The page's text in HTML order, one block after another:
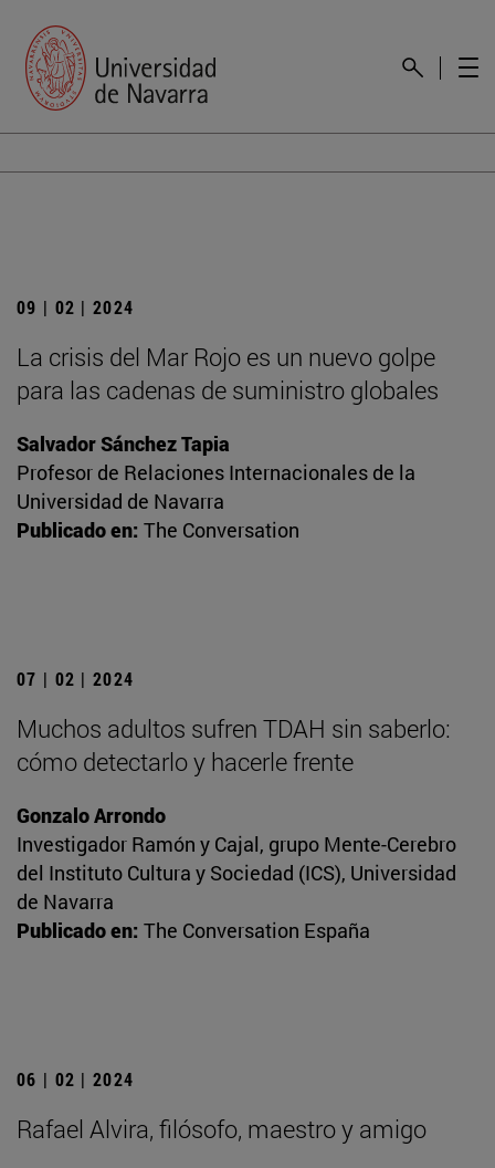
09 | 02 | 2024
La crisis del Mar Rojo es un nuevo golpe
para las cadenas de suministro globales
Salvador Sánchez Tapia
Profesor de Relaciones Internacionales de la
Universidad de Navarra
Publicado en: The Conversation
07 | 02 | 2024
Muchos adultos sufren TDAH sin saberlo:
cómo detectarlo y hacerle frente
Gonzalo Arrondo
Investigador Ramón y Cajal, grupo Mente-Cerebro
del Instituto Cultura y Sociedad (ICS), Universidad
de Navarra
Publicado en: The Conversation España
06 | 02 | 2024
Rafael Alvira, filósofo, maestro y amigo